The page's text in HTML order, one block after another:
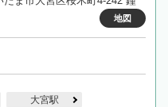
地図
大宮駅